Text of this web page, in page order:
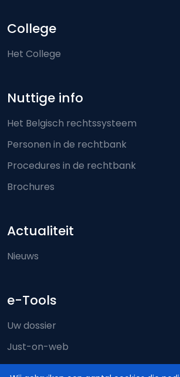
College
Het College
Nuttige info
Het Belgisch rechtssysteem
Personen in de rechtbank
Procedures in de rechtbank
Brochures
Actualiteit
Nieuws
e-Tools
Uw dossier
Just-on-web
e-Deposit